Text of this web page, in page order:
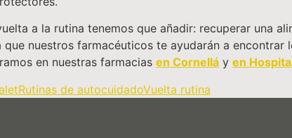
a la rutina tenemos que añadir: recuperar una
nuestros farmacéuticos te ayudarán a
en nuestras farmacias en Cornellá y en
Rutinas de autocuidadoVuelta rutina